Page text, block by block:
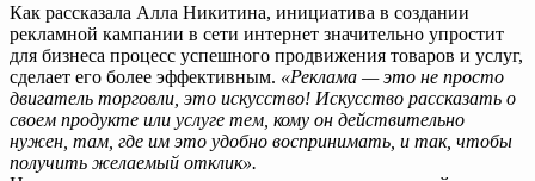
Как рассказала Алла Никитина, инициатива в создании
рекламной кампании в сети интернет значительно упростит
для бизнеса процесс успешного продвижения товаров и услуг,
сделает его более эффективным. «Реклама — это не просто
двигатель торговли, это искусство! Искусство рассказать о
своем продукте или услуге тем, кому он действительно
нужен, там, где им это удобно воспринимать, и так, чтобы
получить желаемый отклик».